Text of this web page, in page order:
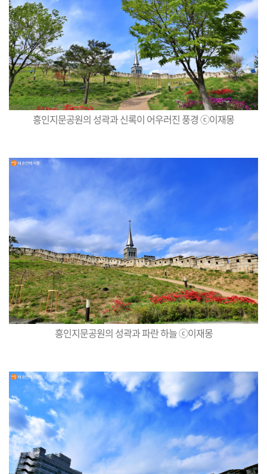
흥인지문공원의 성곽과 신록이 어우러진 풍경 ⓒ이재몽
흥인지문공원의 성곽과 파란 하늘 ⓒ이재몽